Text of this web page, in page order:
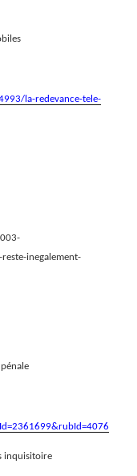
la-redevance-tele-
inegalement-
inquisitoire